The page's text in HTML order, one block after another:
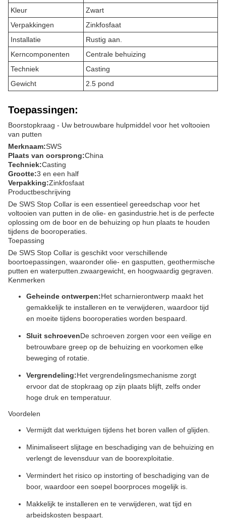
Kleur
Zwart
Verpakkingen
Zinkfosfaat
Installatie
Rustig aan.
Kerncomponenten
Centrale behuizing
Techniek
Casting
Gewicht
2.5 pond
Toepassingen:
Boorstopkraag - Uw betrouwbare hulpmiddel voor het voltooien
van putten
Merknaam:SWS
Plaats van oorsprong:China
Techniek:Casting
Grootte:3 en een half
Verpakking:Zinkfosfaat
Productbeschrijving
De SWS Stop Collar is een essentieel gereedschap voor het
voltooien van putten in de olie- en gasindustrie.het is de perfecte
oplossing om de boor en de behuizing op hun plaats te houden
tijdens de booroperaties.
Toepassing
De SWS Stop Collar is geschikt voor verschillende
boortoepassingen, waaronder olie- en gasputten, geothermische
putten en waterputten.zwaargewicht, en hoogwaardig gegraven.
Kenmerken
Geheinde ontwerpen:Het scharnierontwerp maakt het
gemakkelijk te installeren en te verwijderen, waardoor tijd
en moeite tijdens booroperaties worden bespaard.
Sluit schroevenDe schroeven zorgen voor een veilige en
betrouwbare greep op de behuizing en voorkomen elke
beweging of rotatie.
Vergrendeling:Het vergrendelingsmechanisme zorgt
ervoor dat de stopkraag op zijn plaats blijft, zelfs onder
hoge druk en temperatuur.
Voordelen
Vermijdt dat werktuigen tijdens het boren vallen of glijden.
Minimaliseert slijtage en beschadiging van de behuizing en
verlengt de levensduur van de boorexploitatie.
Vermindert het risico op instorting of beschadiging van de
boor, waardoor een soepel boorproces mogelijk is.
Makkelijk te installeren en te verwijderen, wat tijd en
arbeidskosten bespaart.